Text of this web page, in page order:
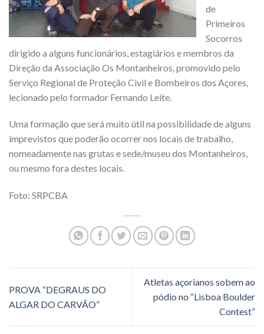
de
Primeiros
Socorros
dirigido a alguns funcionários, estagiários e membros da
Direção da Associação Os Montanheiros, promovido pelo
Serviço Regional de Proteção Civil e Bombeiros dos Açores,
lecionado pelo formador Fernando Leite.
Uma formação que será muito útil na possibilidade de alguns
imprevistos que poderão ocorrer nos locais de trabalho,
nomeadamente nas grutas e sede/museu dos Montanheiros,
ou mesmo fora destes locais.
Foto: SRPCBA
PROVA “DEGRAUS DO
ALGAR DO CARVÃO”
Atletas açorianos sobem ao
pódio no “Lisboa Boulder
Contest”